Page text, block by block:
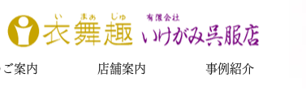
案内 店舗案内 事例紹介